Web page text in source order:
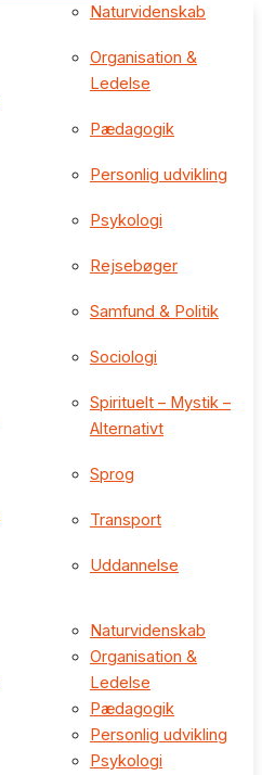
Naturvidenskab
Organisation &
Ledelse
Pædagogik
Personlig udvikling
Psykologi
Rejsebøger
Samfund & Politik
Sociologi
Spirituelt – Mystik –
Alternativt
Sprog
Transport
Uddannelse
Naturvidenskab
Organisation &
Ledelse
Pædagogik
Personlig udvikling
Psykologi